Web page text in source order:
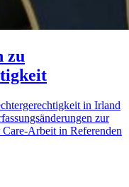
zu
in Irland
zur
Arbeit in Referenden